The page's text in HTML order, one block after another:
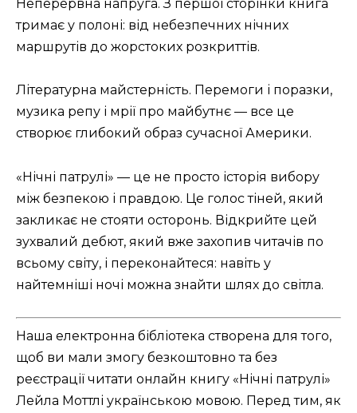
Неперервна напруга. З першої сторінки книга
тримає у полоні: від небезпечних нічних
маршрутів до жорстоких розкриттів.
Літературна майстерність. Перемоги і поразки,
музика репу і мрії про майбутнє — все це
створює глибокий образ сучасної Америки.
«Нічні патрулі» — це не просто історія вибору
між безпекою і правдою. Це голос тіней, який
закликає не стояти осторонь. Відкрийте цей
зухвалий дебют, який вже захопив читачів по
всьому світу, і переконайтеся: навіть у
найтемніші ночі можна знайти шлях до світла.
Наша електронна бібліотека створена для того,
щоб ви мали змогу безкоштовно та без
реєстрації читати онлайн книгу «Нічні патрулі»
Лейла Моттлі українською мовою. Перед тим, як